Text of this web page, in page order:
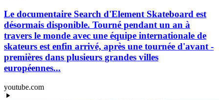
Le documentaire Search d'Element Skateboard est
désormais disponible. Tourné pendant un an à
travers le monde avec une équipe internationale de
skateurs est enfin arrivé, après une tournée d'avant -
premières dans plusieurs grandes villes
européennes...
youtube.com